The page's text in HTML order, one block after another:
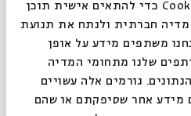
אנחנו משתמשים בקובצי Cookie כדי להתאים אישית תוכן
מדיה חברתית ולנתח את תנועת
משתפים מידע על אופן
שלנו מתחומי המדיה
גורמים אלה עשויים
מידע אחר שסיפקתם או שהם
For more, see “A Sanctuary
Language,” an annual
residence marking Hebrew
Shaul Tchernichovsky.